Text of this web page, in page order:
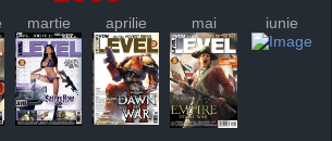
martie aprilie mai iunie